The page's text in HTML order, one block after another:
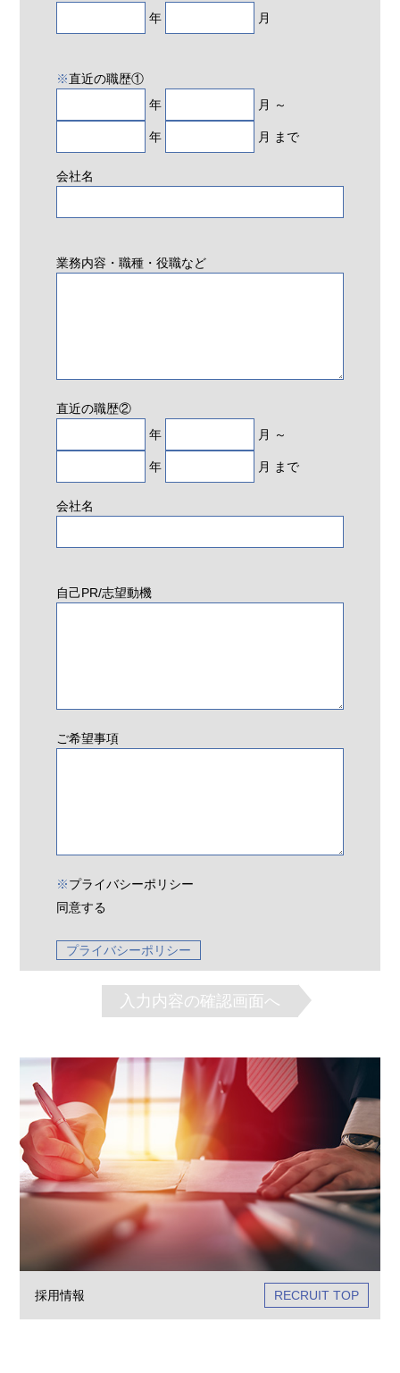
年
月
※直近の職歴①
年
月 ～
年 月 まで
会社名
業務内容・職種・役職など
直近の職歴②
年
月 ～
年 月 まで
会社名
自己PR/志望動機
ご希望事項
※プライバシーポリシー
同意する
プライバシーポリシー
入力内容の確認画面へ
採用情報 RECRUIT TOP